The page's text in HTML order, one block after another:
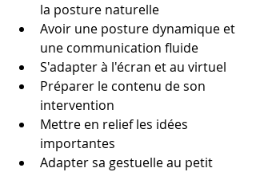
la posture naturelle
Avoir une posture dynamique et
une communication fluide
S'adapter à l'écran et au virtuel
Préparer le contenu de son
intervention
Mettre en relief les idées
importantes
Adapter sa gestuelle au petit